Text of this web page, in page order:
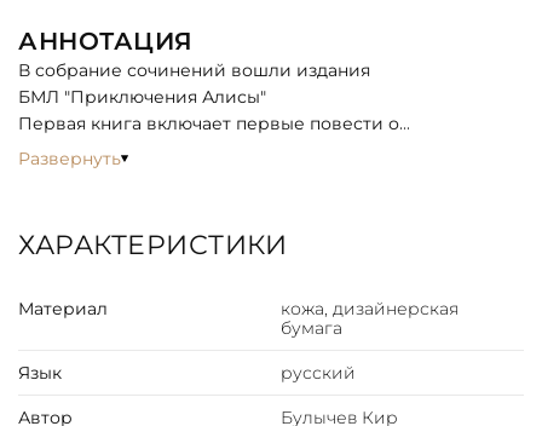
АННОТАЦИЯ
В собрание сочинений вошли издания
БМЛ "Приключения Алисы"
Первая книга включает первые повести о
приключениях Алисы Селезневой, написанные
Булычёв. В книгу вошли повести «Девочка, с которой
ничего не случится», «Ржавый фельдмаршал»,
«Миллион приключений» и «Сто лет тому вперед».
Рисунки к «Приключениям Алисы» в этой книге
выполнены талантливым художником и новатором
отечественной мультипликации Е. Т. Мигуновым.
БМЛ "Приключения Алисы. Пленники астероида."
Развернуть
ХАРАКТЕРИСТИКИ
Материал
кожа, дизайнерская
бумага
Язык русский
Автор Булычев Кир